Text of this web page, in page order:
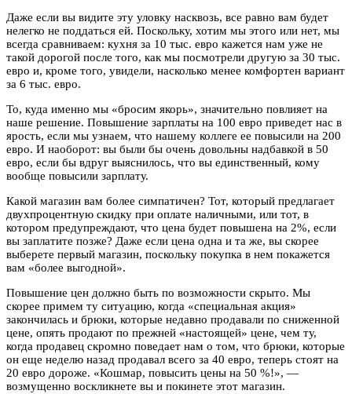
Даже если вы видите эту уловку насквозь, все равно вам будет
нелегко не поддаться ей. Поскольку, хотим мы этого или нет, мы
всегда сравниваем: кухня за 10 тыс. евро кажется нам уже не
такой дорогой после того, как мы посмотрели другую за 30 тыс.
евро и, кроме того, увидели, насколько менее комфортен вариант
за 6 тыс. евро.
То, куда именно мы «бросим якорь», значительно повлияет на
наше решение. Повышение зарплаты на 100 евро приведет нас в
ярость, если мы узнаем, что нашему коллеге ее повысили на 200
евро. И наоборот: вы были бы очень довольны надбавкой в 50
евро, если бы вдруг выяснилось, что вы единственный, кому
вообще повысили зарплату.
Какой магазин вам более симпатичен? Тот, который предлагает
двухпроцентную скидку при оплате наличными, или тот, в
котором предупреждают, что цена будет повышена на 2%, если
вы заплатите позже? Даже если цена одна и та же, вы скорее
выберете первый магазин, поскольку покупка в нем покажется
вам «более выгодной».
Повышение цен должно быть по возможности скрыто. Мы
скорее примем ту ситуацию, когда «специальная акция»
закончилась и брюки, которые недавно продавали по сниженной
цене, опять продают по прежней «настоящей» цене, чем ту,
когда продавец скромно поведает нам о том, что брюки, которые
он еще неделю назад продавал всего за 40 евро, теперь стоят на
20 евро дороже. «Кошмар, повысить цены на 50 %!», —
возмущенно воскликнете вы и покинете этот магазин.